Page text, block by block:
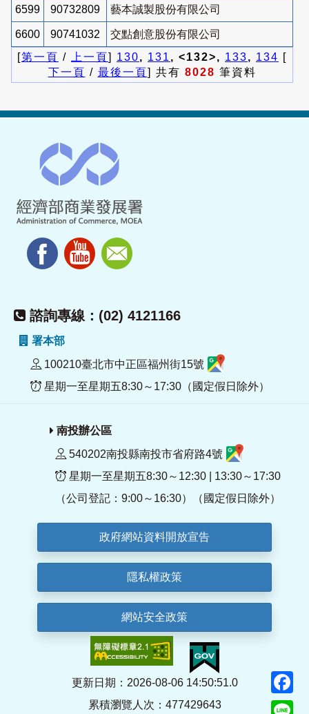
6599 90732809 藝本誠製股份有限公司
6600 90741032
交點創意股份有限公司
[第一頁 / 上一頁] 130, 131 , <132>, 133, 134 [
下一頁 / 最後一頁] 共有 8028 筆資料
諮詢專線：(02) 4121166
署本部
100210臺北市中正區福州街15號
星期一至星期五8:30～17:30（國定假日除外）
南投辦公區
540202南投縣南投市省府路4號
星期一至星期五8:30～12:30 | 13:30～17:30
（公司登記：9:00～16:30）（國定假日除外）
政府網站資料開放宣告
隱私權政策
網站安全政策
更新日期：2026-08-06 14:50:51.0
累積瀏覽人次：477429643